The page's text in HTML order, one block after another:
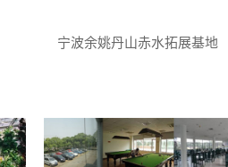
宁波余姚丹山赤水拓展基地